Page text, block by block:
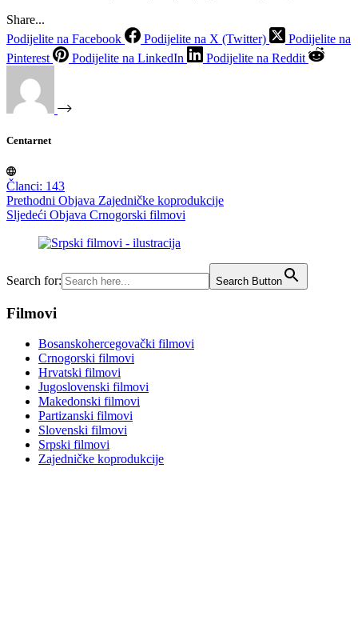
Share...
Podijelite na Facebook
Podijelite na X (Twitter)
Podijelite na
Pinterest
Podijelite na LinkedIn Podijelite na Reddit
Centarnet
Članci: 143
Prethodni Objava Zajedničke koprodukcije
Sljedeći Objava Crnogorski filmovi
Search for: Search Button
Filmovi
Bosanskohercegovački filmovi
Crnogorski filmovi
Hrvatski filmovi
Jugoslovenski filmovi
Makedonski filmovi
Partizanski filmovi
Slovenski filmovi
Srpski filmovi
Zajedničke koprodukcije